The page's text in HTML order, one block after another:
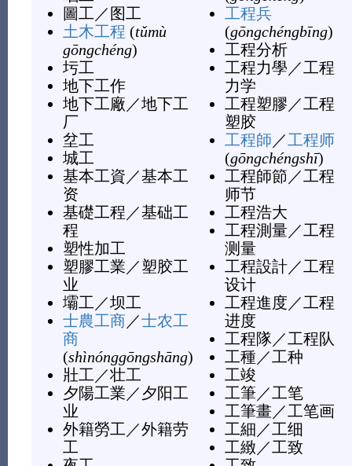
圖工 ／ 图工
土木工程 (tǔmù
gōngchéng)
圬工
地下工作
地下工廠 ／地下工
厂
坌工
城工
基本工資 ／基本工
资
基礎工程 ／基础工
程
塑性加工
塑膠工業 ／塑胶工
业
壩工 ／坝工
士農工商 ／士农工
商
(shìnónggōngshāng)
壯工 ／壮工
夕陽工業 ／ 夕阳工
业
外籍勞工 ／外籍劳
工
工程兵
(gōngchéngbīng)
工程分析
工程力學 ／工程
力学
工程塑膠 ／工程
塑胶
工程師 ／工程师
(gōngchéngshī)
工程師節 ／工程
师节
工程浩大
工程測量／工程
测量
工程設計／工程
设计
工程進度 ／工程
进度
工程隊 ／工程队
工種 ／工种
工竣
工筆／工笔
工筆畫／工笔画
工細 ／工细
工緻 ／工致